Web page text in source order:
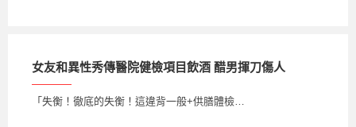
女友和異性秀傳醫院健檢項目飲酒 醋男揮刀傷人
「失衡！徹底的失衡！這違背一般+供膳體檢…